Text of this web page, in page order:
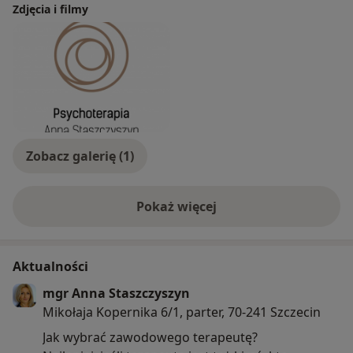
Zdjęcia i filmy
Zobacz galerię (1)
Pokaż więcejo doświadczeniu
Aktualności
mgr Anna Staszczyszyn
Mikołaja Kopernika 6/1, parter, 70-241 Szczecin
Jak wybrać zawodowego terapeutę?